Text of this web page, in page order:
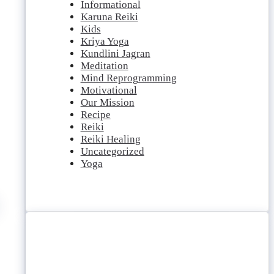
Informational
Karuna Reiki
Kids
Kriya Yoga
Kundlini Jagran
Meditation
Mind Reprogramming
Motivational
Our Mission
Recipe
Reiki
Reiki Healing
Uncategorized
Yoga